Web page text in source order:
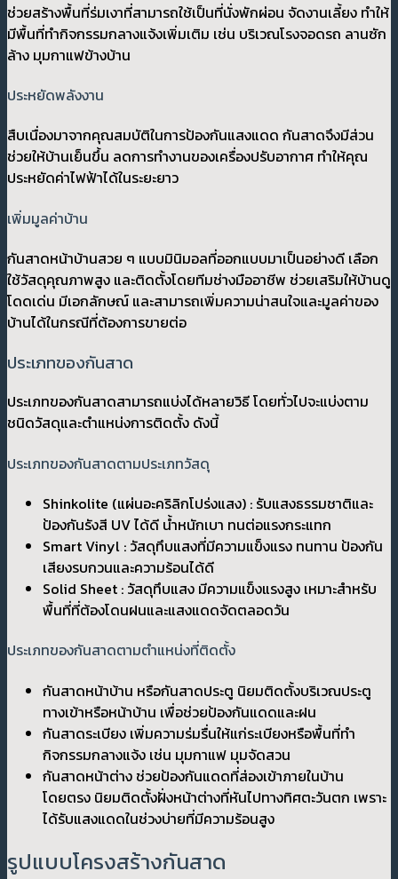
ช่วยสร้างพื้นที่ร่มเงาที่สามารถใช้เป็นที่นั่งพักผ่อน จัดงานเลี้ยง ทำให้
มีพื้นที่ทำกิจกรรมกลางแจ้งเพิ่มเติม เช่น บริเวณโรงจอดรถ ลานซัก
ล้าง มุมกาแฟข้างบ้าน
ประหยัดพลังงาน
สืบเนื่องมาจากคุณสมบัติในการป้องกันแสงแดด กันสาดจึงมีส่วน
ช่วยให้บ้านเย็นขึ้น ลดการทำงานของเครื่องปรับอากาศ ทำให้คุณ
ประหยัดค่าไฟฟ้าได้ในระยะยาว
เพิ่มมูลค่าบ้าน
กันสาดหน้าบ้านสวย ๆ แบบมินิมอลที่ออกแบบมาเป็นอย่างดี เลือก
ใช้วัสดุคุณภาพสูง และติดตั้งโดยทีมช่างมืออาชีพ ช่วยเสริมให้บ้านดู
โดดเด่น มีเอกลักษณ์ และสามารถเพิ่มความน่าสนใจและมูลค่าของ
บ้านได้ในกรณีที่ต้องการขายต่อ
ประเภทของกันสาด
ประเภทของกันสาดสามารถแบ่งได้หลายวิธี โดยทั่วไปจะแบ่งตาม
ชนิดวัสดุและตำแหน่งการติดตั้ง ดังนี้
ประเภทของกันสาดตามประเภทวัสดุ
Shinkolite (แผ่นอะคริลิกโปร่งแสง) : รับแสงธรรมชาติและ
ป้องกันรังสี UV ได้ดี น้ำหนักเบา ทนต่อแรงกระแทก
Smart Vinyl : วัสดุทึบแสงที่มีความแข็งแรง ทนทาน ป้องกัน
เสียงรบกวนและความร้อนได้ดี
Solid Sheet : วัสดุทึบแสง มีความแข็งแรงสูง เหมาะสำหรับ
พื้นที่ที่ต้องโดนฝนและแสงแดดจัดตลอดวัน
ประเภทของกันสาดตามตำแหน่งที่ติดตั้ง
กันสาดหน้าบ้าน หรือกันสาดประตู นิยมติดตั้งบริเวณประตู
ทางเข้าหรือหน้าบ้าน เพื่อช่วยป้องกันแดดและฝน
กันสาดระเบียง เพิ่มความร่มรื่นให้แก่ระเบียงหรือพื้นที่ทำ
กิจกรรมกลางแจ้ง เช่น มุมกาแฟ มุมจัดสวน
กันสาดหน้าต่าง ช่วยป้องกันแดดที่ส่องเข้าภายในบ้าน
โดยตรง นิยมติดตั้งฝั่งหน้าต่างที่หันไปทางทิศตะวันตก เพราะ
ได้รับแสงแดดในช่วงบ่ายที่มีความร้อนสูง
รูปแบบโครงสร้างกันสาด